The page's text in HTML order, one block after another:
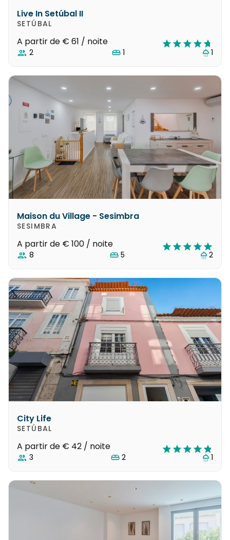
Live In Setúbal II
SETÚBAL
A partir de € 61 / noite
2 1 1
Maison du Village - Sesimbra
SESIMBRA
A partir de € 100 / noite
8 5 2
City Life
SETÚBAL
A partir de € 42 / noite
3 2 1